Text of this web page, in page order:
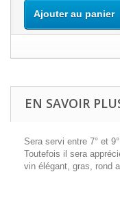
Ajouter au panier
EN SAVOIR
Sera servi entre 7° et
Toutefois il sera
vin élégant, gras, rond